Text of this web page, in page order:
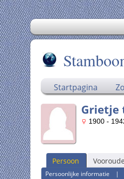
Startpagina
Grietje
1900 -
Persoon
Persoonlijke informatie |